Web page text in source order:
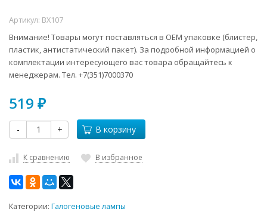
Артикул: BХ107
Внимание! Товары могут поставляться в ОЕМ упаковке (блистер,
пластик, антистатический пакет). За подробной информацией о
комплектации интересующего вас товара обращайтесь к
менеджерам. Тел. +7(351)7000370
519 ₽
- + В корзину
К сравнению В избранное
Категории: Галогеновые лампы